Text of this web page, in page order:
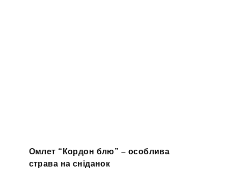
Омлет “Кордон блю” – особлива
страва на сніданок